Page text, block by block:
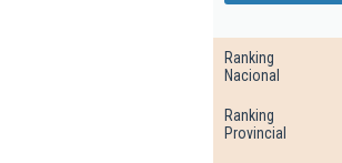
Ranking
Nacional
Ranking
Provincial